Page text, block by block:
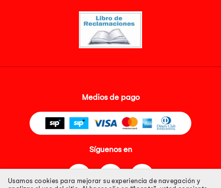
Medios de pago
Síguenos en
Usamos cookies para mejorar su experiencia de navegación y